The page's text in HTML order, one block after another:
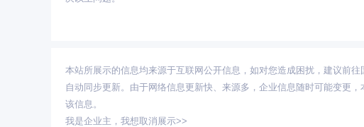
本站所展示的信息均来源于互联网公开信息，如对您造成困扰，建议前
自动同步更新。由于网络信息更新快、来源多，企业信息随时可能变更
该信息。
我是企业主， 我想取消展示>>